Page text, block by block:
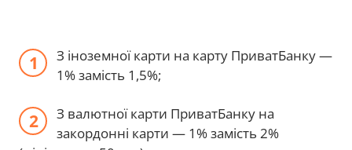
З іноземної карти на карту ПриватБанку —
1% замість 1,5%;
З валютної карти ПриватБанку на
закордонні карти — 1% замість 2%